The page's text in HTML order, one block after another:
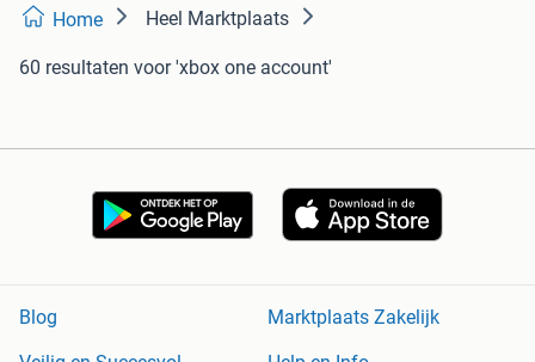
Home Heel Marktplaats
60 resultaten voor 'xbox one account'
Blog
Marktplaats Zakelijk